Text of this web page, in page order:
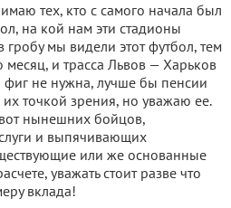
тех, кто с самого начала был
на кой нам эти стадионы
гробу мы видели этот футбол, тем
месяц, и трасса Львов — Харьков
не нужна, лучше бы пенсии
точкой зрения, но уважаю ее.
нынешних бойцов,
и выпячивающих
или же основанные
уважать стоит разве что
вклада!